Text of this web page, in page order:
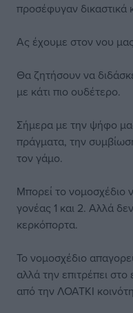
προσέφυγαν δικαστικά
Ας έχουμε στον νου μας
Θα ζητήσουν να
με κάτι πιο ουδέτερο.
Σήμερα με την ψήφο
πράγματα, την
τον γάμο.
Μπορεί το νομοσχέδιο
γονέας 1 και 2. Αλλά
κερκόπορτα.
Το νομοσχέδιο
αλλά την επιτρέπει στο
από την ΛΟΑΤΚΙ